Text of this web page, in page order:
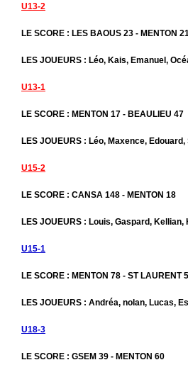
U13-2
LE SCORE : LES BAOUS 23 - MENTON
LES JOUEURS : Léo, Kais, Emanuel,
U13-1
LE SCORE : MENTON 17 - BEAULIEU 47
LES JOUEURS : Léo, Maxence,
U15-2
LE SCORE : CANSA 148 - MENTON 18
LES JOUEURS : Louis, Gaspard, Kellian,
U15-1
LE SCORE : MENTON 78 - ST LAURENT
LES JOUEURS : Andréa, nolan, Lucas,
U18-3
LE SCORE : GSEM 39 - MENTON 60